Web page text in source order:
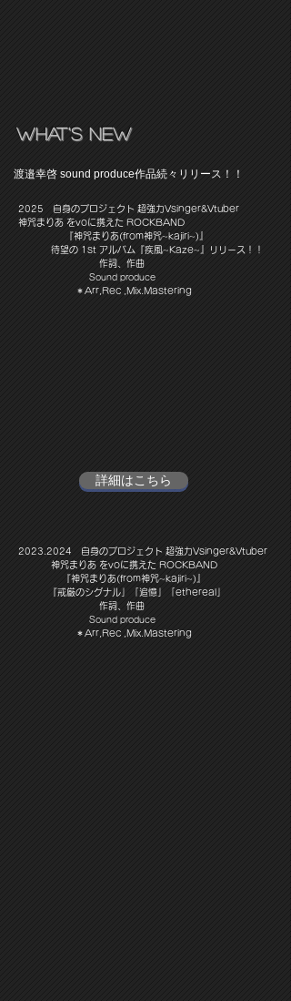
​What's New
渡邉幸啓 sound produce作品続々リリース！！
​2025 自身のプロジェクト 超強力Vsinger&Vtuber
神咒まりあ をvoに携えた ROCKBAND
『神咒まりあ(from神咒~kajiri~)』
​ 待望の 1st アルバム『疾風~Kaze~』
リリース！！
作詞、作曲
Sound produce
＊Arr,Rec ,Mix.Mastering
詳細はこちら
​2023.2024 自身のプロジェクト 超強力Vsinger&Vtuber
神咒まりあ をvoに携えた ROCKBAND
『神咒まりあ(from神咒~kajiri~)』
​ 『戒厳のシグナル」「追憶」「ethereal」
作詞、作曲
Sound produce
＊Arr,Rec ,Mix.Mastering